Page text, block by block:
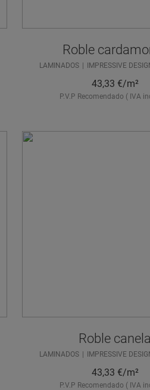
Roble
LAMINADOS IMPRESSIVE
43,33 €/m²
P.V.P Recomendado ( IVA
Roble canela
LAMINADOS IMPRESSIVE
43,33 €/m²
P.V.P Recomendado ( IVA